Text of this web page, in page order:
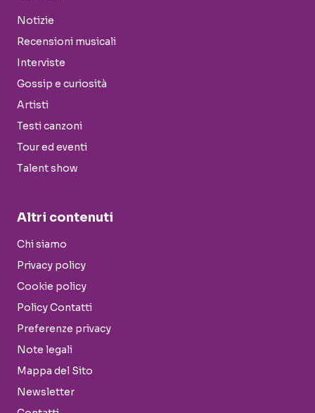
Notizie
Recensioni musicali
Interviste
Gossip e curiosità
Artisti
Testi canzoni
Tour ed eventi
Talent show
Altri contenuti
Chi siamo
Privacy policy
Cookie policy
Policy Contatti
Preferenze privacy
Note legali
Mappa del Sito
Newsletter